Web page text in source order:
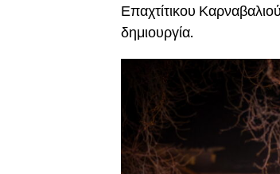
Επαχτίτικου
δημιουργία.